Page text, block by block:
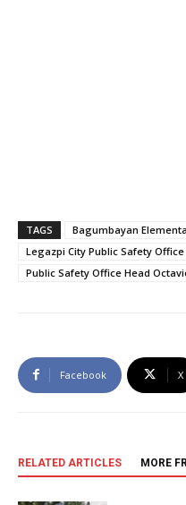
TAGS Bagumbayan
Legazpi City Public Safety
Public Safety Office Head
Facebook X
RELATED ARTICLES MORE